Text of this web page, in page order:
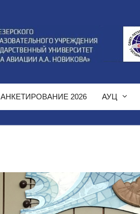
АНКЕТИРОВАНИЕ 2026 АУЦ